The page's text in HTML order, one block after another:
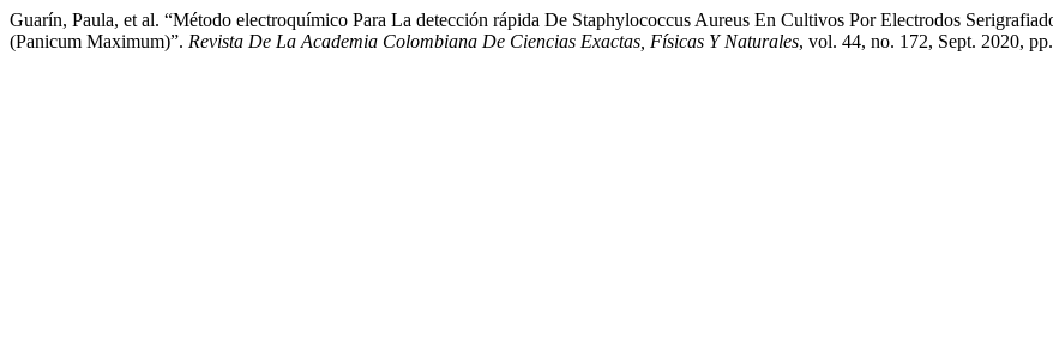
Guarín, Paula, et al. “Método electroquímico Para La detección rápida De Staphylococcus Aureus En Cultivos Por Electrodos
(Panicum Maximum)”. Revista De La Academia Colombiana De Ciencias Exactas, Físicas Y Naturales, vol. 44, no. 172, Sept. 2020,